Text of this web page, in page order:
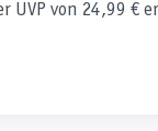
UVP von 24,99 €